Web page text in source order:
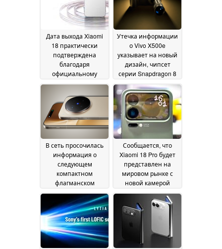
Дата выхода Xiaomi
18 практически
подтверждена
благодаря
официальному
объявлению о дате
Elite Gen 6 30 June 2026
Утечка информации
о Vivo X500e
указывает на новый
дизайн, чипсет
серии Snapdragon 8
и камеру с оптикой
Zeiss28 June 2026
В сеть просочилась
информация о
следующем
компактном
флагманском
смартфоне Vivo с
подробностями о
камере24 June 2026
Сообщается, что
Xiaomi 18 Pro будет
представлен на
мировом рынке с
новой камерой
LOFIC18 June 2026